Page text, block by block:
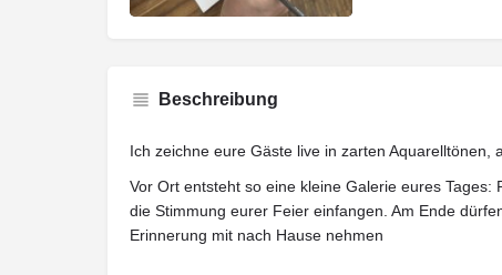
Beschreibung
Ich zeichne eure Gäste live in zarten Aquarelltönen,
Vor Ort entsteht so eine kleine Galerie eures
die Stimmung eurer Feier einfangen. Am Ende
Erinnerung mit nach Hause nehmen